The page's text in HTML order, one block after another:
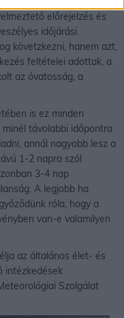
előrejelzés és
időjárási
követzkezni, hanem azt,
feltételei adottak, a
az óvatosság, a
is ez minden
távolabbi időpontra
annál nagyobb lesz a
1-2 napra szól
3-4 nap
A legjobb ha
róla, hogy a
van-e valamilyen
az általános élet- és
intézkedések
Szolgálat